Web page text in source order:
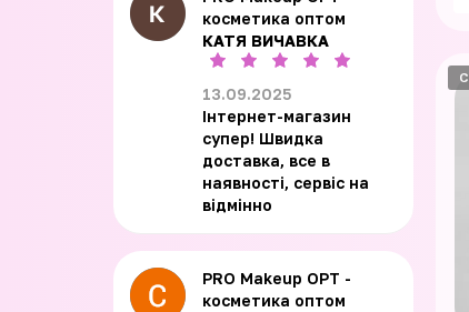
косметика оптом
КАТЯ ВИЧАВКА
13.09.2025
Інтернет-магазин
супер! Швидка
доставка, все в
наявності, сервіс на
відмінно
PRO Makeup OPT -
косметика оптом